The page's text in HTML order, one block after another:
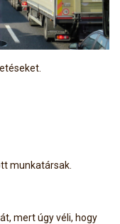
munkatársak.
mert úgy véli, hogy